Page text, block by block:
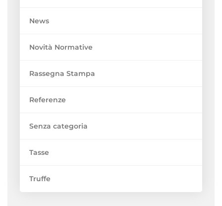
News
Novità Normative
Rassegna Stampa
Referenze
Senza categoria
Tasse
Truffe